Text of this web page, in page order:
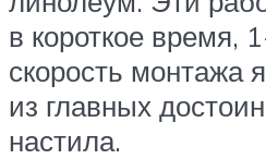
в короткое время,
скорость монтажа
из главных
настила.